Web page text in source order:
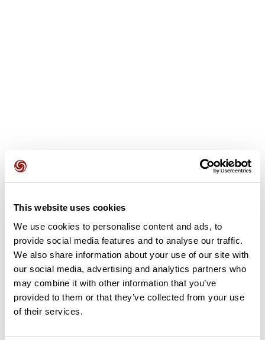
This website uses cookies
We use cookies to personalise content and ads, to
provide social media features and to analyse our traffic.
We also share information about your use of our site with
our social media, advertising and analytics partners who
may combine it with other information that you’ve
provided to them or that they’ve collected from your use
of their services.
Ajouter un avis
Découvrez ce parcours de vélo de 100,3 km à proximité de